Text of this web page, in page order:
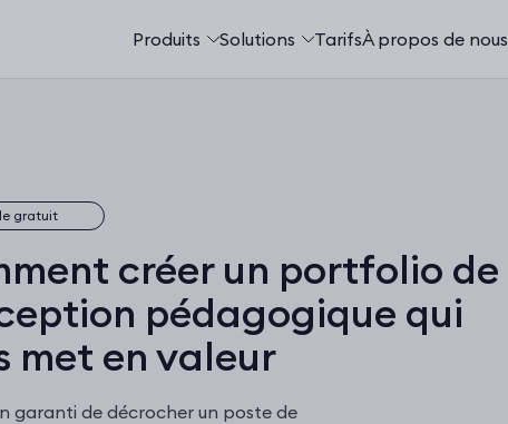
Produits Solutions TarifsÀ propos de nous
gratuit
créer un portfolio de
pédagogique qui
met en valeur
garanti de décrocher un poste de